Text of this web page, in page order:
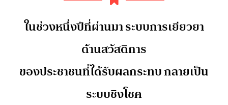
ในช่วงหนึ่งปีที่ผ่านมา ระบบการเยียวยา
ด้านสวัสดิการ
ของประชาชนที่ได้รับผลกระทบ กลายเป็น
ระบบชิงโชค